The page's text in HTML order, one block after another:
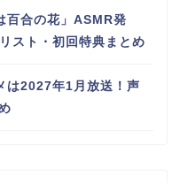
百合の花」ASMR発
スト・初回特典まとめ
は2027年1月放送！声